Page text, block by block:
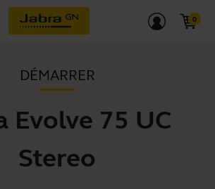
DÉMARRER
Evolve 75 UC
Stereo